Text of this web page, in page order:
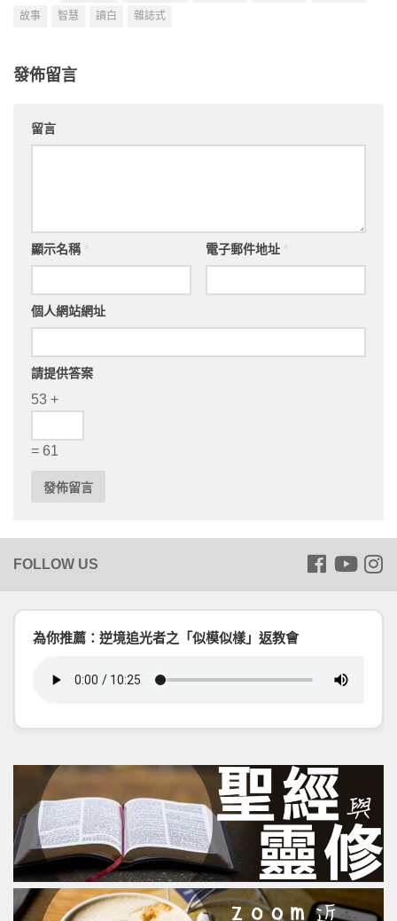
故事
智慧 讀白 雜誌式
發佈留言
留言
顯示名稱 電子郵件地址
個人網站網址
請提供答案
53 +
= 61
為你推薦：逆境追光者之「似模似樣」返教會